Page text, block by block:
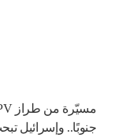
جنوبًا.. وإسرائيل